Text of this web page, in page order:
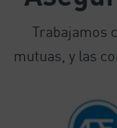
Trabajamos
mutuas, y las